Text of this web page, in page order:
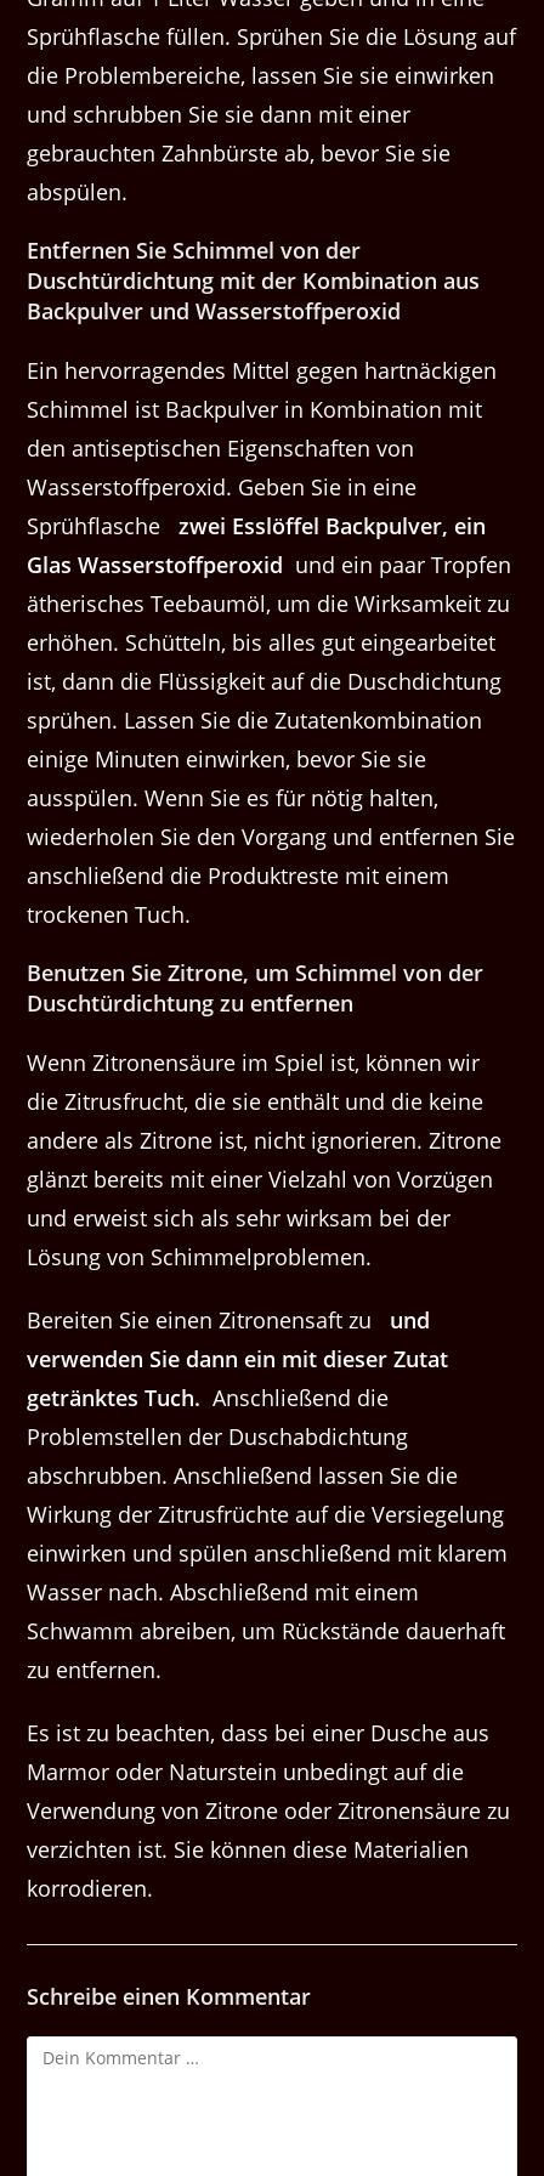
Sprühflasche füllen. Sprühen Sie die Lösung auf
die Problembereiche, lassen Sie sie einwirken
und schrubben Sie sie dann mit einer
gebrauchten Zahnbürste ab, bevor Sie sie
abspülen.
Entfernen Sie Schimmel von der
Duschtürdichtung mit der Kombination aus
Backpulver und Wasserstoffperoxid
Ein hervorragendes Mittel gegen hartnäckigen
Schimmel ist Backpulver in Kombination mit
den antiseptischen Eigenschaften von
Wasserstoffperoxid. Geben Sie in eine
Sprühflaschezwei Esslöffel Backpulver, ein
Glas Wasserstoffperoxid und ein paar Tropfen
ätherisches Teebaumöl, um die Wirksamkeit zu
erhöhen. Schütteln, bis alles gut eingearbeitet
ist, dann die Flüssigkeit auf die Duschdichtung
sprühen. Lassen Sie die Zutatenkombination
einige Minuten einwirken, bevor Sie sie
ausspülen. Wenn Sie es für nötig halten,
wiederholen Sie den Vorgang und entfernen Sie
anschließend die Produktreste mit einem
trockenen Tuch.
Benutzen Sie Zitrone, um Schimmel von der
Duschtürdichtung zu entfernen
Wenn Zitronensäure im Spiel ist, können wir
die Zitrusfrucht, die sie enthält und die keine
andere als Zitrone ist, nicht ignorieren. Zitrone
glänzt bereits mit einer Vielzahl von Vorzügen
und erweist sich als sehr wirksam bei der
Lösung von Schimmelproblemen.
Bereiten Sie einen Zitronensaft zu und
verwenden Sie dann ein mit dieser Zutat
getränktes Tuch. Anschließend die
Problemstellen der Duschabdichtung
abschrubben. Anschließend lassen Sie die
Wirkung der Zitrusfrüchte auf die Versiegelung
einwirken und spülen anschließend mit klarem
Wasser nach. Abschließend mit einem
Schwamm abreiben, um Rückstände dauerhaft
zu entfernen.
Es ist zu beachten, dass bei einer Dusche aus
Marmor oder Naturstein unbedingt auf die
Verwendung von Zitrone oder Zitronensäure zu
verzichten ist. Sie können diese Materialien
korrodieren.
Schreibe einen Kommentar
Kommentar